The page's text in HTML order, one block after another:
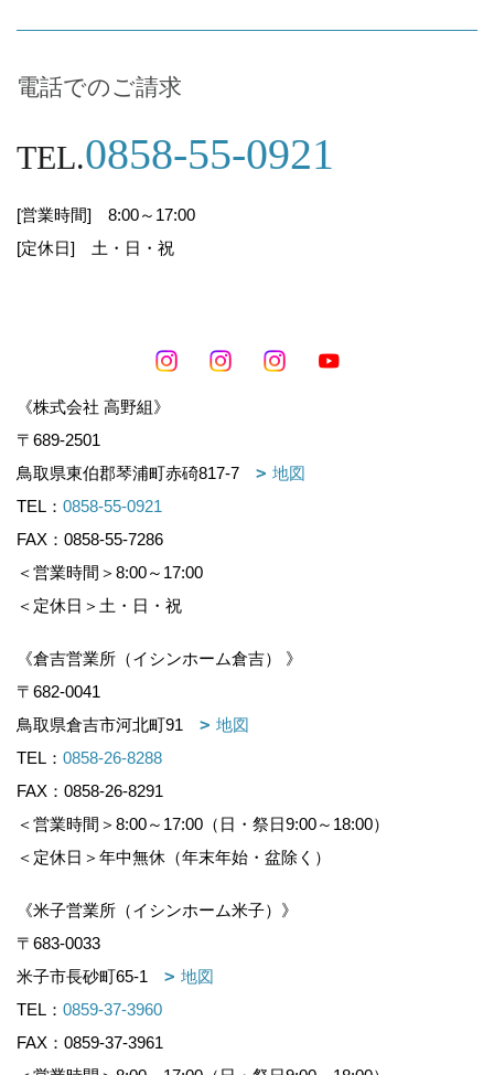
などを遵守して、個人情報を厳正・適切に取り扱
ます。
に、従業者への教育・指導を徹底し、適正な取扱
いが行われるよう取り組んでまいります。また、
対応し、当社の個人情報の取扱いおよび安全管理
に係る適切な措置については、適宜見直し、改善
個人情報の取得・利用
当社は、業務上必要な範囲内で、かつ、適法で公
正な手段により個人情報を取得・利用します。
（下記7.の個人番号および特定個人情報を除きま
2.個人情報の利用目的
取得した個人情報（個人番号および特定個人情報
については、下記
また、当社は建設業を営んでおり、当該業務の遂
当社における具体的な個人情報の利用目的は次の
ことはありません。
①
住
建
上記の利用目的の変更は、相当の関連性を有する
と合理的に認められている範囲にて行い、変更す
電話でのご請求
TEL.0858-55-0921
[営業時間] 8:00～17:00
[定休日] 土・日・祝
《株式会社 高野組》
〒689-2501
鳥取県東伯郡琴浦町赤碕817-7
地図
TEL： 0858-55-0921
FAX：0858-55-7286
＜営業時間＞8:00～17:00
＜定休日＞土・日・祝
《倉吉営業所（イシンホーム倉吉） 》
〒682-0041
鳥取県倉吉市河北町91
地図
TEL： 0858-26-8288
FAX：0858-26-8291
＜営業時間＞8:00～17:00（日・祭日9:00～18:00）
＜定休日＞年中無休（年末年始・盆除く）
《米子営業所（イシンホーム米子）》
〒683-0033
米子市長砂町65-1
地図
TEL： 0859-37-3960
FAX：0859-37-3961